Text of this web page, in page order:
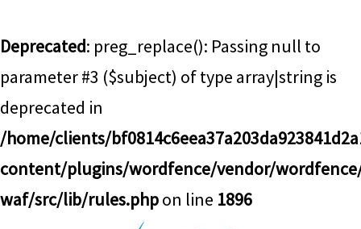
Deprecated: preg_replace(): Passing null to
parameter #3 ($subject) of type array|string is
deprecated in
/home/clients/
content/plugins/wordfence/vendor/
waf/src/lib/rules.phpon line 1896